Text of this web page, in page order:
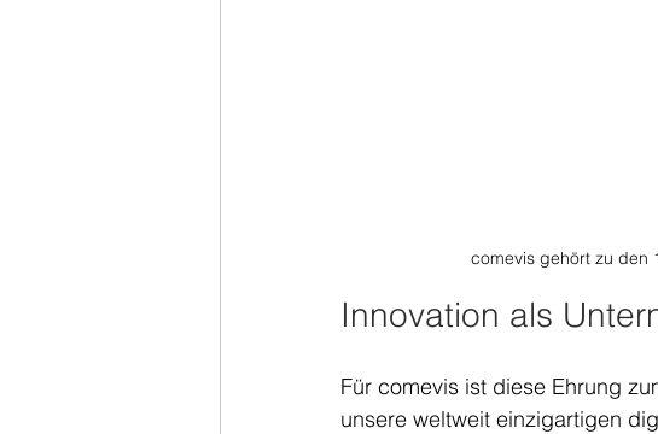
comevis gehört zu den
Innovation als
Für comevis ist diese Ehrung
unsere weltweit einzigartigen